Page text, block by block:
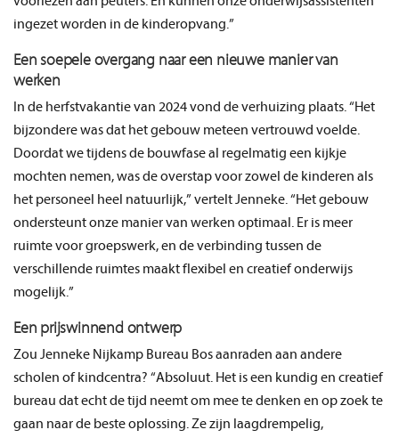
ingezet worden in de kinderopvang.”
Een soepele overgang naar een nieuwe manier van
werken
In de herfstvakantie van 2024 vond de verhuizing plaats. “Het
bijzondere was dat het gebouw meteen vertrouwd voelde.
Doordat we tijdens de bouwfase al regelmatig een kijkje
mochten nemen, was de overstap voor zowel de kinderen als
het personeel heel natuurlijk,” vertelt Jenneke. “Het gebouw
ondersteunt onze manier van werken optimaal. Er is meer
ruimte voor groepswerk, en de verbinding tussen de
verschillende ruimtes maakt flexibel en creatief onderwijs
mogelijk.”
Een prijswinnend ontwerp
Zou Jenneke Nijkamp Bureau Bos aanraden aan andere
scholen of kindcentra? “Absoluut. Het is een kundig en creatief
bureau dat echt de tijd neemt om mee te denken en op zoek te
gaan naar de beste oplossing. Ze zijn laagdrempelig,